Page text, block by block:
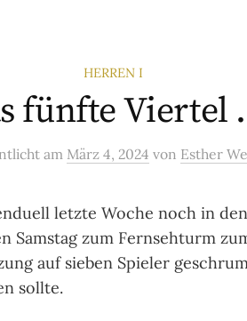
HERREN I
fünfte Viertel
am März 4, 2024 von Esther
letzte Woche noch in
Samstag zum Fernsehturm
auf sieben Spieler
sollte.